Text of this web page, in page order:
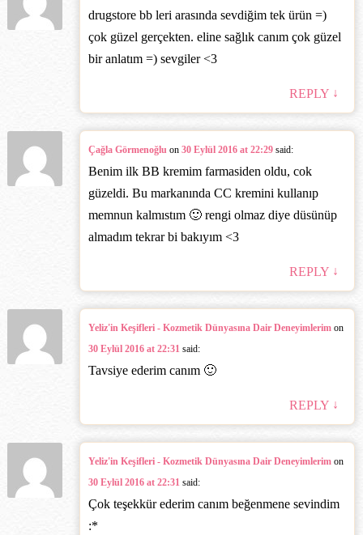
drugstore bb leri arasında sevdiğim tek ürün =)
çok güzel gerçekten. eline sağlık canım çok güzel
bir anlatım =) sevgiler <3
REPLY ↓
Çağla Görmenoğlu on 30 Eylül 2016 at 22:29 said:
Benim ilk BB kremim farmasiden oldu, cok
güzeldi. Bu markanında CC kremini kullanıp
memnun kalmıstım 🙂 rengi olmaz diye düsünüp
almadım tekrar bi bakıyım <3
REPLY ↓
Yeliz'in Keşifleri - Kozmetik Dünyasına Dair Deneyimlerim on
30 Eylül 2016 at 22:31 said:
Tavsiye ederim canım 🙂
REPLY ↓
Yeliz'in Keşifleri - Kozmetik Dünyasına Dair Deneyimlerim on
30 Eylül 2016 at 22:31 said:
Çok teşekkür ederim canım beğenmene sevindim
:*